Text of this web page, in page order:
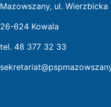
Mazowszany, ul. Wierzbicka
26-624 Kowala
tel. 48 377 32 33